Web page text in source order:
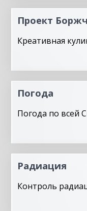
Проект Боржч
Креативная
Погода
Погода по всей
Радиация
Контроль